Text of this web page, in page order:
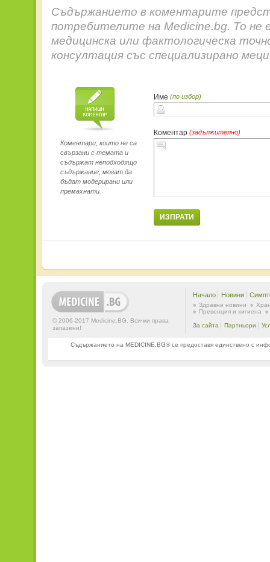
Съдържанието в коментарите
потребителите на Medicine.bg. То не
медицинска или фактологическа
консултация със специализирано
Име (по избор)
Коментар (задължително)
ИЗПРАТИ
Коментари, които не са
свързани с темата и
съдържат неподходящо
съдържание, могат да
бъдат модерирани или
премахнати.
© 2006-2017 Medicine.BG. Всички права
запазени!
Начало Новини
Здравни новини
Превенция и хигиена
За сайта Партньори
Съдържанието на MEDICINE.BG® се предоставя единствено с